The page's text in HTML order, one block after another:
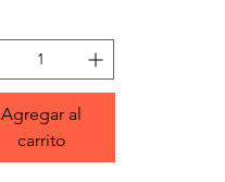
Agregar al
carrito